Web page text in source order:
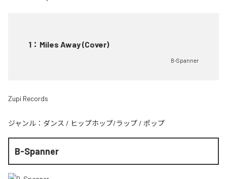
1 ： Miles Away (Cover)
B-Spanner
Zupi Records
ジャンル： ダンス / ヒップホップ/ラップ / ポップ
B-Spanner